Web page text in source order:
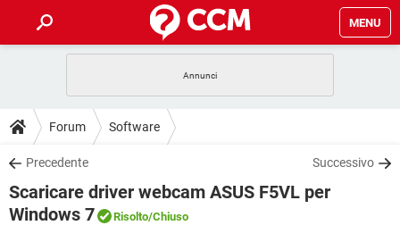
MENU
INTRATTENIMENTO
iOS
INSTAGRAM WHATSAPP
TIKTOK
GUIDE
COVID-19
iOS
DOWNLOAD
COVID-19 GAMING
INTRATTENIMENTO
FORUM
Forum Software
Precedente Successivo
Scaricare driver webcam ASUS F5VL per
Windows 7
Risolto/Chiuso